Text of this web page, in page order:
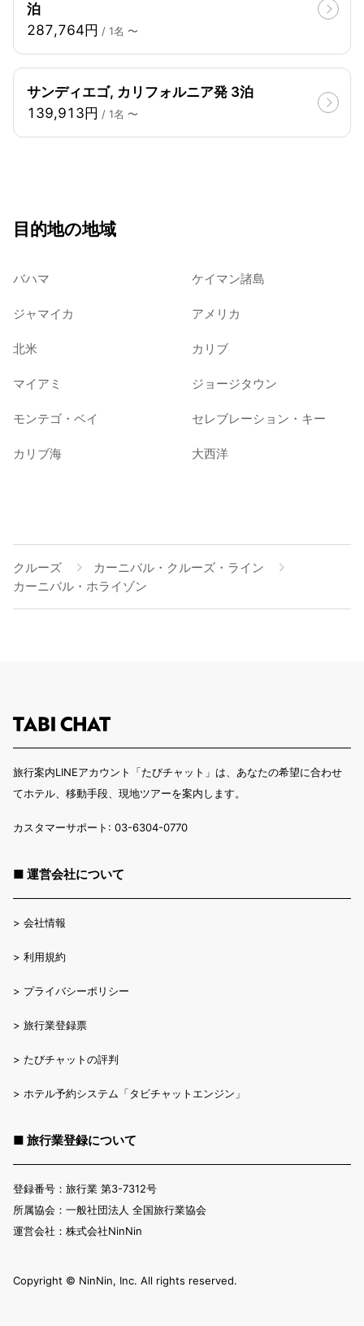
泊
287,764円 / 1名 〜
サンディエゴ, カリフォルニア発 3泊
139,913円 / 1名 〜
目的地の地域
バハマ ケイマン諸島
ジャマイカ アメリカ
北米 カリブ
マイアミ ジョージタウン
モンテゴ・ベイ セレブレーション・キー
カリブ海 大西洋
クルーズ
カーニバル・クルーズ・ライン
カーニバル・ホライゾン
旅行案内LINEアカウント「たびチャット」は、あなたの希望に合わせ
てホテル、移動手段、現地ツアーを案内します。
カスタマーサポート: 03-6304-0770
■ 運営会社について
> 会社情報
> 利用規約
> プライバシーポリシー
> 旅行業登録票
> たびチャットの評判
> ホテル予約システム「タビチャットエンジン」
■ 旅行業登録について
登録番号：旅行業 第3-7312号
所属協会：一般社団法人 全国旅行業協会
運営会社：株式会社NinNin
Copyright ©︎ NinNin, Inc. All rights reserved.